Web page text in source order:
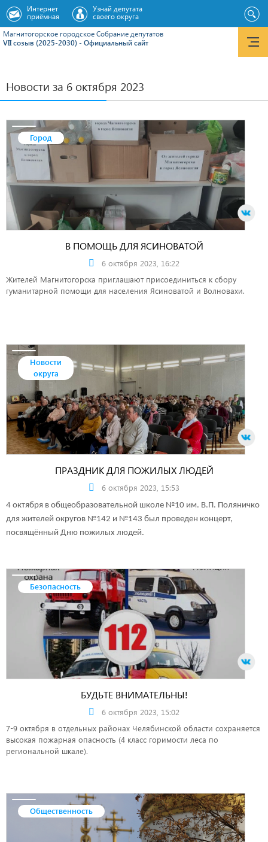
Магнитогорское городское Cобрание депутатов
VII созыв (2025-2030) - Официальный сайт
Интернет
приёмная
Узнай депутата
своего округа
Новости за 6 октября 2023
Город
В ПОМОЩЬ ДЛЯ ЯСИНОВАТОЙ
6 октября 2023, 16:22
Жителей Магнитогорска приглашают присоединиться к сбору
гуманитарной помощи для населения Ясиноватой и Волновахи.
Новости
округа
ПРАЗДНИК ДЛЯ ПОЖИЛЫХ ЛЮДЕЙ
6 октября 2023, 15:53
4 октября в общеобразовательной школе №10 им. В.П. Поляничко
для жителей округов №142 и №143 был проведен концерт,
посвящённый Дню пожилых людей.
Безопасность
БУДЬТЕ ВНИМАТЕЛЬНЫ!
6 октября 2023, 15:02
7-9 октября в отдельных районах Челябинской области сохраняется
высокая пожарная опасность (4 класс горимости леса по
региональной шкале).
Общественность